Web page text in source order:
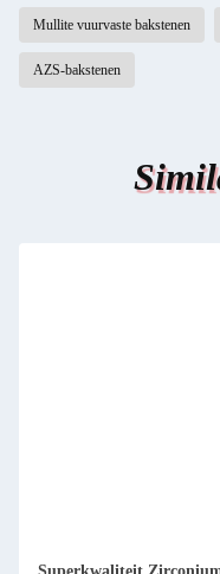
Mullite vuurvaste bakstenen
AZS-bakstenen